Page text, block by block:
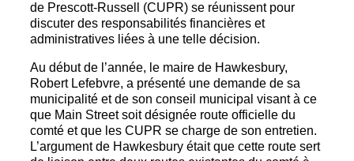
de Prescott-Russell (CUPR) se réunissent pour
discuter des responsabilités financières et
administratives liées à une telle décision.
Au début de l’année, le maire de Hawkesbury,
Robert Lefebvre, a présenté une demande de sa
municipalité et de son conseil municipal visant à ce
que Main Street soit désignée route officielle du
comté et que les CUPR se charge de son entretien.
L’argument de Hawkesbury était que cette route sert